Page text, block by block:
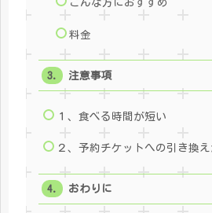
こんな方におすすめ
料金
注意事項
１、食べる時間が短い
２、予約チケットへの引き換
おわりに